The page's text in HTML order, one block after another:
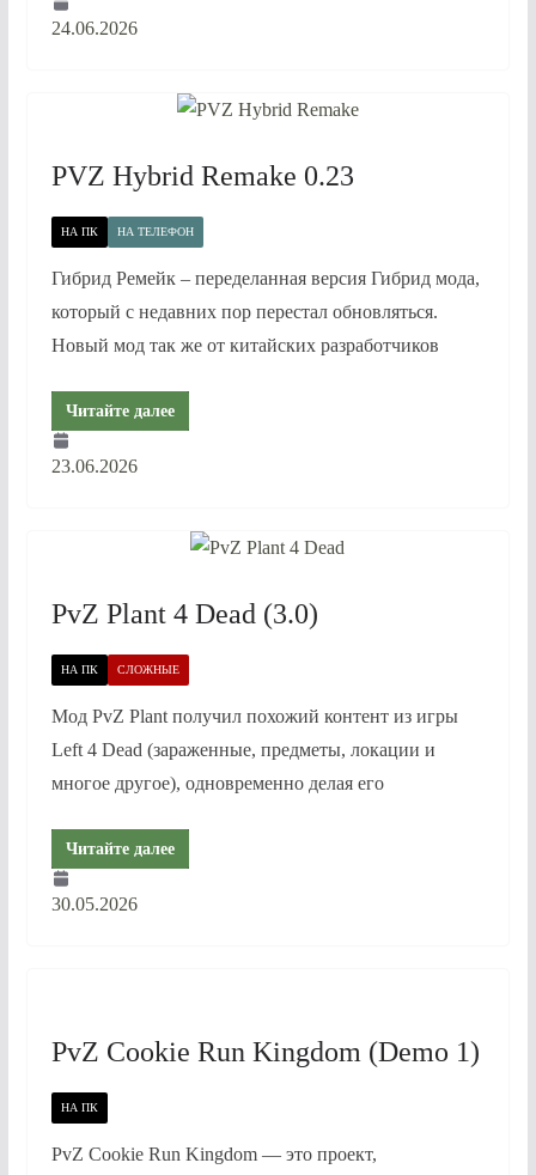
24.06.2026
PVZ Hybrid Remake 0.23
НА ПК НА ТЕЛЕФОН
Гибрид Ремейк – переделанная версия Гибрид мода,
который с недавних пор перестал обновляться.
Новый мод так же от китайских разработчиков
Читайте далее
23.06.2026
PvZ Plant 4 Dead (3.0)
НА ПК СЛОЖНЫЕ
Мод PvZ Plant получил похожий контент из игры
Left 4 Dead (зараженные, предметы, локации и
многое другое), одновременно делая его
Читайте далее
30.05.2026
PvZ Cookie Run Kingdom (Demo 1)
НА ПК
PvZ Cookie Run Kingdom — это проект,